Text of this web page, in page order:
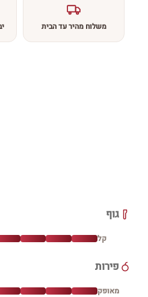
משלוח מהיר עד הבית
גוף
קל
פירות
מאופק